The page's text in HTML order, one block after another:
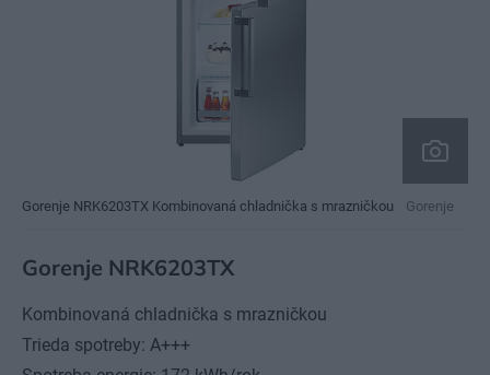
Gorenje NRK6203TX Kombinovaná chladnička s mrazničkou Gorenje
Gorenje NRK6203TX
Kombinovaná chladnička s mrazničkou
Trieda spotreby: A+++